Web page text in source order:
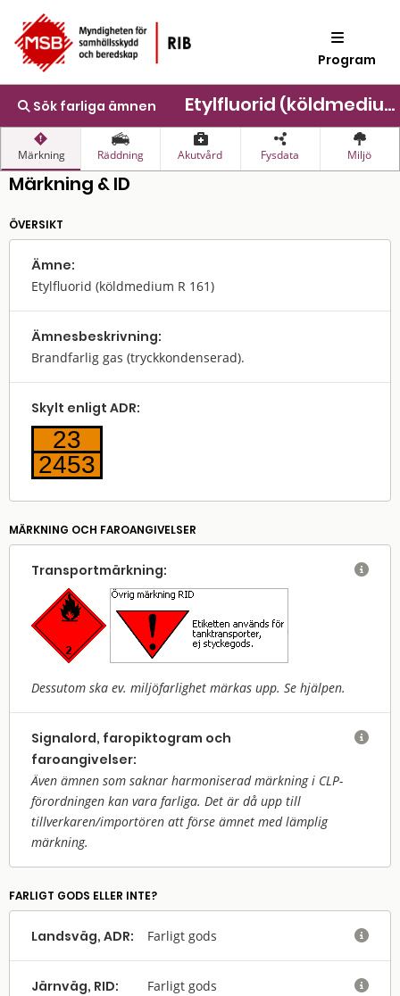
Program
Sök farliga ämnen Etylfluorid (köldmedium R 161)
Märkning Räddning Akutvård Fysdata Miljö
Märkning & ID
ÖVERSIKT
Ämne:
Etylfluorid (köldmedium R 161)
Ämnes­beskrivning:
Brandfarlig gas (tryckkondenserad).
Skylt enligt ADR:
23
2453
MÄRKNING OCH FAROANGIVELSER
Transport­märkning:
Dessutom ska ev. miljöfarlighet märkas upp. Se hjälpen.

Signalord, faropiktogram och
faroangivelser:
Även ämnen som saknar harmoniserad märkning i CLP-
förordningen kan vara farliga. Det är då upp till
tillverkaren/importören att förse ämnet med lämplig
märkning.

FARLIGT GODS ELLER INTE?
Landsväg, ADR: Farligt gods 
Järnväg, RID: Farligt gods 